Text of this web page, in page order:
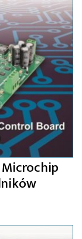
Microchip